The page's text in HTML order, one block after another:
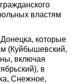
властям
которые
(Куйбышевский,
включая
в
Снежное,